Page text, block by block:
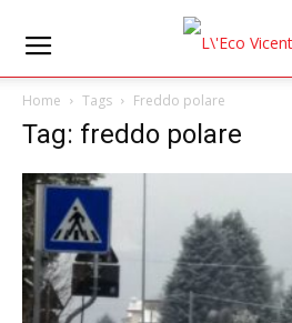
Home Tags Freddo polare
Tag: freddo polare